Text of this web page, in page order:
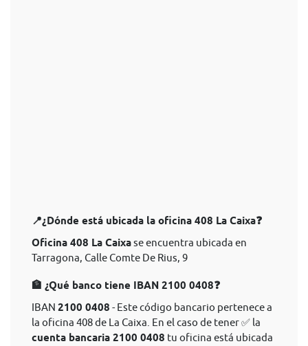
📍¿Dónde está ubicada la oficina 408 La Caixa❓
Oficina 408 La Caixase encuentra ubicada en
Tarragona, Calle Comte De Rius, 9
🏦 ¿Qué banco tiene IBAN 2100 0408❓
IBAN 2100 0408 - Este código bancario pertenece a
la oficina 408 de La Caixa. En el caso de tener ✅ la
cuenta bancaria 2100 0408 tu oficina está ubicada